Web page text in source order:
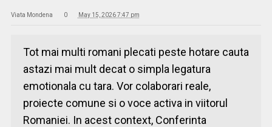
Viata Mondena 0 May 15, 2026 7:47 pm
Tot mai multi romani plecati peste hotare cauta
astazi mai mult decat o simpla legatura
emotionala cu tara. Vor colaborari reale,
proiecte comune si o voce activa in viitorul
Romaniei. In acest context, Conferinta